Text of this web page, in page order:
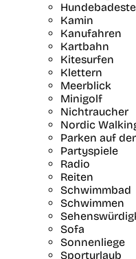
Kamin
Kanufahren
Kartbahn
Kitesurfen
Klettern
Meerblick
Minigolf
Nichtraucher
Nordic
Parken auf
Partyspiele
Radio
Reiten
Schwimmbad
Schwimmen
Sofa
Sonnenliege
Sporturlaub